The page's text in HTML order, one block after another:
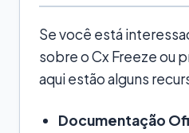
Se você está
sobre o Cx Freeze ou
aqui estão alguns
Documentação